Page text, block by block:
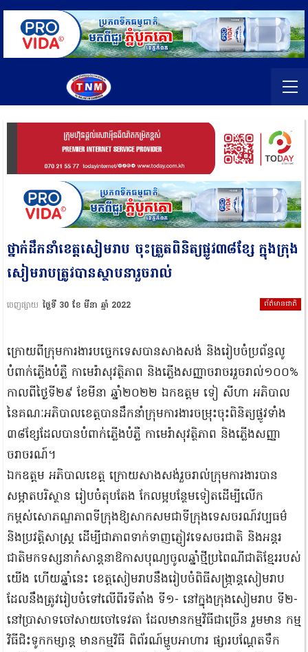
ថ្នាក់ដឹកនាំខេត្តសៀមរាប ចុះត្រួតពិនិត្យផ្លូវ៣៨ខ្សែ ក្នុងក្រុង
សៀមរាបត្រូវបានស្ថាបនារួចរាល់
ព័ត៌មានជាតិ
ចេញផ្សាយ ថ្ងៃទី 30 ខែ មីនា ឆ្នាំ 2022
ក្រោយពីក្រុមការងារបច្ចេកទេសបានសាងសង់ និងរៀបចំប្រព័ន្ធលូ
បំពាក់ភ្លើងបំភ្លឺ កាមេរ៉ាសុវត្ថិភាព និងភ្លើងសញ្ញាចរាចររួចរាល់១០០%
កាលពីថ្ងៃទី២៩ ខែមីនា ឆ្នាំ២០២២ ឯកឧត្តម ទៀ សីហា អភិបាល
នៃគណៈអភិបាលខេត្តបានដឹកនាំក្រុមការងារចម្រុះចុះពិនិត្យផ្លូវទាំង
៣៨ខ្សែដែលបានបំពាក់ភ្លើងបំភ្លឺ កាមេរ៉ាសុវត្ថិភាព និងភ្លើងសញ្ញា
ចរាចរណ៍។
ឯកឧត្តម អភិបាលខេត្ត ក្រោយសាងសង់រួចរាល់ក្រុមការងារបាន
សម្អាតបរិស្ថាន រៀបចំតុបតែង កែលម្អបន្ថែមទៀតដើម្បីលើក
កម្ពស់សោភណ្ឌភាពទីក្រុងឱ្យសាកសមជាទីក្រុងទេសចរណ៍វប្បធម៌
និងប្រវត្តិសាស្ត្រ ដើម្បីជាភាពទាក់ទាញភ្ញៀវទេសចរជាតិ និងអន្តរ
ជាតិមកទស្សនាកំសាន្តនាឱកាសបុណ្យចូលឆ្នាំថ្មីប្រពៃណីជាតិខ្មែររបស់
យើង ហើយឆ្នាំនេះ ខេត្តសៀមរាបនឹងរៀបចំពិធីសង្ក្រាន្តសៀមរាប
ដែលនឹងត្រូវរៀបចំទៅលើពីរទីតាំង ទី១- នៅក្នុងក្រុងសៀមរាប ទី២-
នៅប្រាសាទចៅសាយចៅទេវតា ដែលមានកម្មវិធីជាច្រើន រួមមាន កម្ម
វិធីជិះទូកកម្សាន្ត មានកម្មវិធី ពិព័រណ៍ម្ហូបអាហារ ផ្សារបណ្តែតទឹក